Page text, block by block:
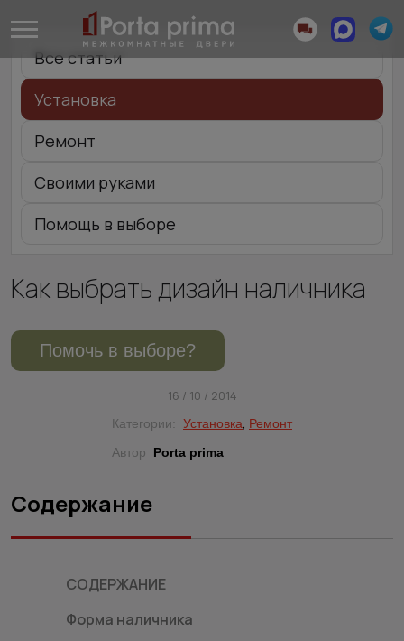
Все статьи
Установка
Ремонт
Своими руками
Помощь в выборе
Как выбрать дизайн наличника
Помочь в выборе?
16 / 10 / 2014
Категории: Установка, Ремонт
Автор
Porta prima
Содержание
СОДЕРЖАНИЕ
Форма наличника